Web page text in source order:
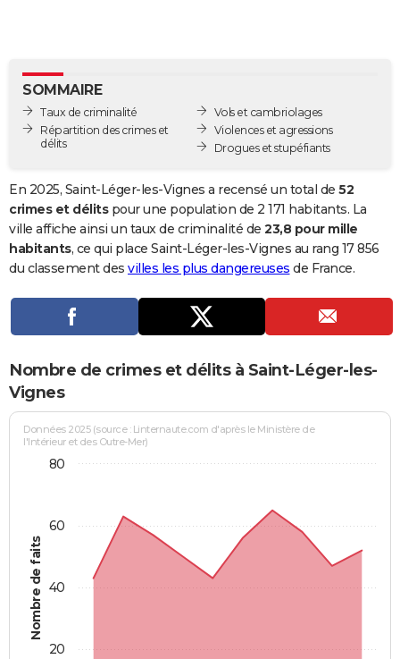
BONS PLANS
CARTE DE VOEUX
Dictionnaire
Biographies
Citations
Expressions
Proverbes
PROGRAMME TV
S'inscrire
Se connecter
Lycées
Collèges
Primaires
Universités
Entreprises
Service militaire
Avis de recherche
AVIS DE DÉCÈS
SOMMAIRE
Taux de criminalité
Répartition des crimes et
délits
Vols et cambriolages
Violences et agressions
Drogues et stupéfiants
En 2025, Saint-Léger-les-Vignes a recensé un total de 52
crimes et délitspour une population de 2 171 habitants. La
ville affiche ainsi un taux de criminalité de 23,8 pour mille
habitants, ce qui place Saint-Léger-les-Vignes au rang 17 856
du classement des villes les plus dangereuses de France.
Nombre de crimes et délits à Saint-Léger-les-
Vignes
Nombre de faits
Données 2025 (source : Linternaute.com d'après le Ministère de
l'Intérieur et des Outre-Mer)
20
40
60
80